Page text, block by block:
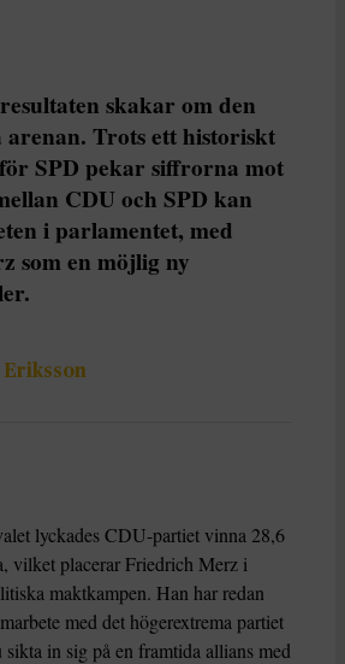
skakar om den
Trots ett historiskt
SPD pekar siffrorna mot
CDU och SPD kan
i parlamentet, med
som en möjlig ny
Eriksson
lyckades CDU-partiet vinna 28,6
vilket placerar Friedrich Merz i
maktkampen. Han har redan
med det högerextrema partiet
in sig på en framtida allians med